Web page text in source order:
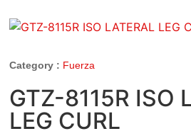
Category : Fuerza
GTZ-8115R ISO
LEG CURL